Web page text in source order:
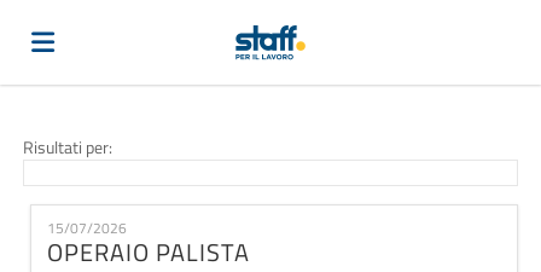
Offerte
Risultati per:
15/07/2026
OPERAIO PALISTA